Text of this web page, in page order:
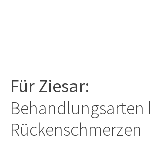
Für Ziesar:
Behandlungsarten
Rückenschmerzen